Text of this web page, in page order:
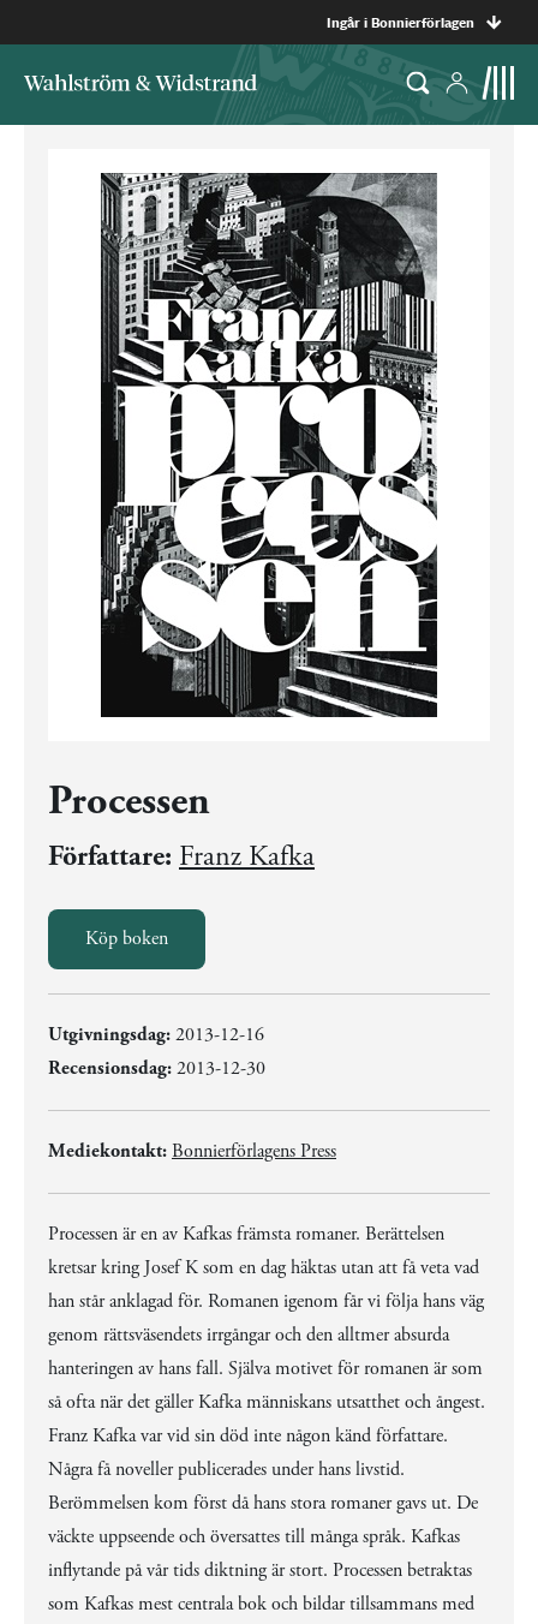
Ingår i Bonnierförlagen
Processen
Författare: Franz Kafka
Köp boken
Utgivningsdag:2013-12-16
Recensionsdag:2013-12-30
Mediekontakt: Bonnierförlagens Press
Processen är en av Kafkas främsta romaner. Berättelsen
kretsar kring Josef K som en dag häktas utan att få veta vad
han står anklagad för. Romanen igenom får vi följa hans väg
genom rättsväsendets irrgångar och den alltmer absurda
hanteringen av hans fall. Själva motivet för romanen är som
så ofta när det gäller Kafka människans utsatthet och ångest.
Franz Kafka var vid sin död inte någon känd författare.
Några få noveller publicerades under hans livstid.
Berömmelsen kom först då hans stora romaner gavs ut. De
väckte uppseende och översattes till många språk. Kafkas
inflytande på vår tids diktning är stort. Processen betraktas
som Kafkas mest centrala bok och bildar tillsammans med